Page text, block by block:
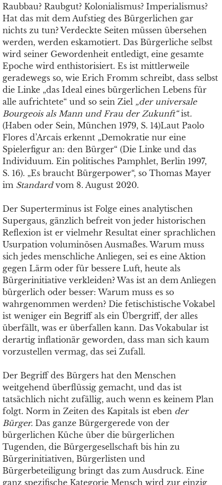
Raubbau? Raubgut? Kolonialismus? Imperialismus?
Hat das mit dem Aufstieg des Bürgerlichen gar
nichts zu tun? Verdeckte Seiten müssen übersehen
werden, werden eskamotiert. Das Bürgerliche selbst
wird seiner Gewordenheit entledigt, eine gesamte
Epoche wird enthistorisiert. Es ist mittlerweile
geradewegs so, wie Erich Fromm schreibt, dass selbst
die Linke „das Ideal eines bürgerlichen Lebens für
alle aufrichtete“ und so sein Ziel „der universale
Bourgeois als Mann und Frau der Zukunft“ist.
(Haben oder Sein, München 1979, S. 14)Laut Paolo
Flores d’Arcais erkennt „Demokratie nur eine
Spielerfigur an: den Bürger“ (Die Linke und das
Individuum. Ein politisches Pamphlet, Berlin 1997,
S. 16). „Es braucht Bürgerpower“, so Thomas Mayer
im Standardvom 8. August 2020.
Der Superterminus ist Folge eines analytischen
Supergaus, gänzlich befreit von jeder historischen
Reflexion ist er vielmehr Resultat einer sprachlichen
Usurpation voluminösen Ausmaßes. Warum muss
sich jedes menschliche Anliegen, sei es eine Aktion
gegen Lärm oder für bessere Luft, heute als
Bürgerinitiative verkleiden? Was ist an dem Anliegen
bürgerlich oder besser: Warum muss es so
wahrgenommen werden? Die fetischistische Vokabel
ist weniger ein Begriff als ein Übergriff, der alles
überfällt, was er überfallen kann. Das Vokabular ist
derartig inflationär geworden, dass man sich kaum
vorzustellen vermag, das sei Zufall.
Der Begriff des Bürgers hat den Menschen
weitgehend überflüssig gemacht, und das ist
tatsächlich nicht zufällig, auch wenn es keinem Plan
folgt. Norm in Zeiten des Kapitals ist eben der
Bürger. Das ganze Bürgergerede von der
bürgerlichen Küche über die bürgerlichen
Tugenden, die Bürgergesellschaft bis hin zu
Bürgerinitiativen, Bürgerlisten und
Bürgerbeteiligung bringt das zum Ausdruck. Eine
ganz spezifische Kategorie Mensch wird zur einzig